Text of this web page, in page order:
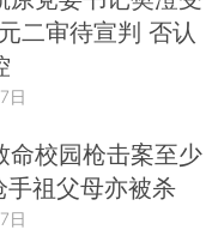
二审待宣判 否认
日
命校园枪击案至少
手祖父母亦被杀
日